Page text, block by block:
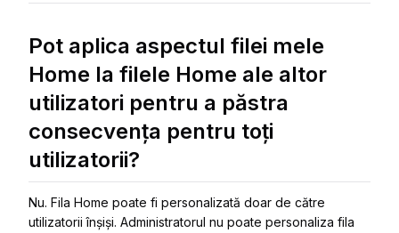
Pot aplica aspectul filei mele
Home la filele Home ale altor
utilizatori pentru a păstra
consecvența pentru toți
utilizatorii?
Nu. Fila Home poate fi personalizată doar de către
utilizatorii înșiși. Administratorul nu poate personaliza fila